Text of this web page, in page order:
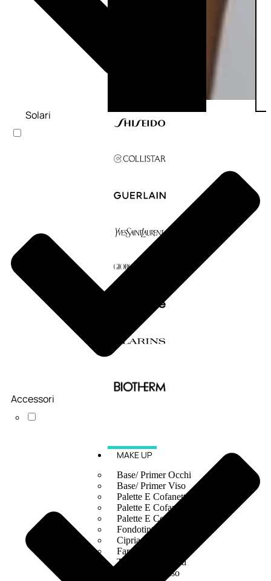
MAKE UP
Base/ Primer Occhi
Base/ Primer Viso
Palette E Cofanetti Occhi
Palette E Cofanetti Viso
Palette E Cofanetti Labbra
Fondotinta
Cipria
Fard/Blush
Terre Abbronzanti
Illuminante Viso
Solari
Accessori